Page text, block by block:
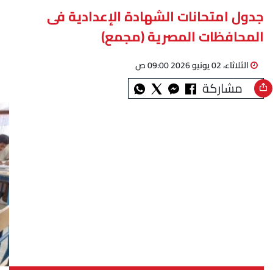
جدول امتحانات الشهادة الإعدادية فى
المحافظات المصرية (مجمع)
الثلاثاء، 02 يونيو 2026 09:00 ص
مشاركة